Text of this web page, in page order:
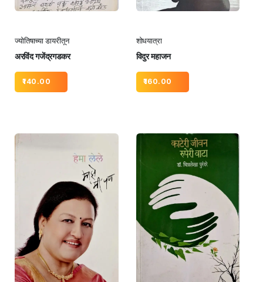
ज्योतिषाच्या डायरीतून
अरविंद गजेंद्रगडकर
140.00
शोधयात्रा
विदुर महाजन
160.00